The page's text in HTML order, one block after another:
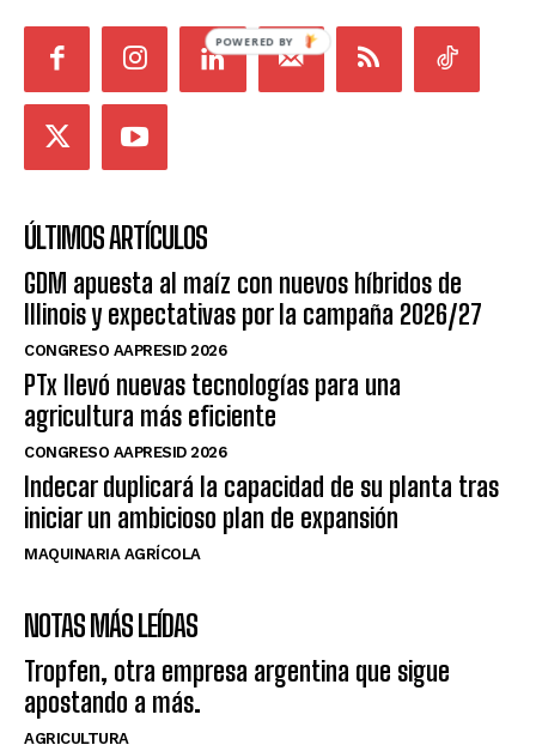
ÚLTIMOS ARTÍCULOS
GDM apuesta al maíz con nuevos híbridos de
Illinois y expectativas por la campaña 2026/27
CONGRESO AAPRESID 2026
PTx llevó nuevas tecnologías para una
agricultura más eficiente
CONGRESO AAPRESID 2026
Indecar duplicará la capacidad de su planta tras
iniciar un ambicioso plan de expansión
MAQUINARIA AGRÍCOLA
NOTAS MÁS LEÍDAS
Tropfen, otra empresa argentina que sigue
apostando a más.
AGRICULTURA
POWERED BY